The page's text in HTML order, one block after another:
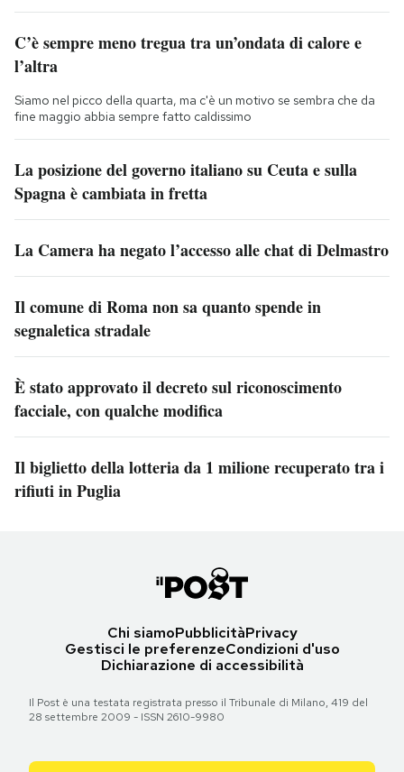
C’è sempre meno tregua tra un’ondata di calore e
l’altra
Siamo nel picco della quarta, ma c'è un motivo se sembra che da
fine maggio abbia sempre fatto caldissimo
La posizione del governo italiano su Ceuta e sulla
Spagna è cambiata in fretta
La Camera ha negato l’accesso alle chat di Delmastro
Il comune di Roma non sa quanto spende in
segnaletica stradale
È stato approvato il decreto sul riconoscimento
facciale, con qualche modifica
Il biglietto della lotteria da 1 milione recuperato tra i
rifiuti in Puglia
Chi siamoPubblicitàPrivacy
Gestisci le preferenzeCondizioni d'uso
Dichiarazione di accessibilità
Il Post è una testata registrata presso il Tribunale di Milano, 419 del
28 settembre 2009 - ISSN 2610-9980